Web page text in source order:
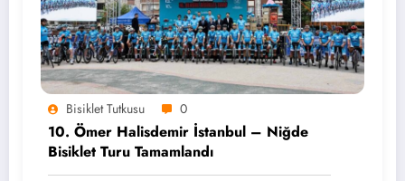
Bisiklet Tutkusu 0
10. Ömer Halisdemir İstanbul – Niğde
Bisiklet Turu Tamamlandı